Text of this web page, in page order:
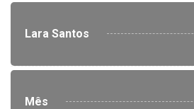
Lara Santos
Mês